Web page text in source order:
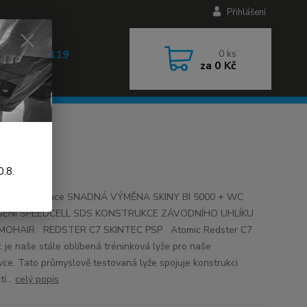
Přihlášení
030 119
17h)
0 ks
za 0 Kč
specifikace SNADNÁ VÝMĚNA SKINY BI 5000 + WC
SPEEDCELL SDS KONSTRUKCE ZÁVODNÍHO UHLÍKU
REDSTER C7 SKINTEC PSP Atomic Redster C7
je naše stále oblíbená tréninková lyže pro naše
Tato průmyslově testovaná lyže spojuje konstrukci
celý popis